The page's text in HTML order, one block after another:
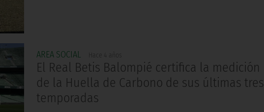
AREA SOCIAL Hace 4 años
El Real Betis Balompié certifica la medición
de la Huella de Carbono de sus últimas tres
temporadas